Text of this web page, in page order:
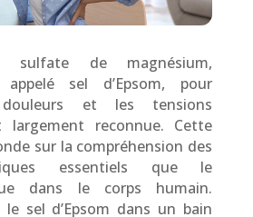
sulfate de magnésium,
appelé sel d’Epsom, pour
et les tensions
largement reconnue. Cette
sur la compréhension des
essentiels que le
dans le corps humain.
le sel d’Epsom dans un bain